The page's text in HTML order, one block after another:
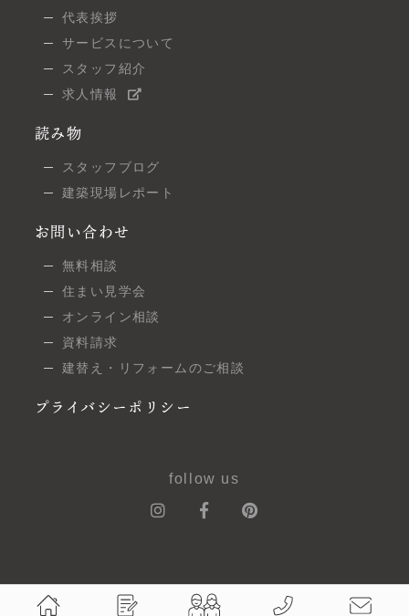
代表挨拶
サービスについて
スタッフ紹介
求人情報
読み物
スタッフブログ
建築現場レポート
お問い合わせ
無料相談
住まい見学会
オンライン相談
資料請求
建替え・リフォームのご相談
プライバシーポリシー
follow us